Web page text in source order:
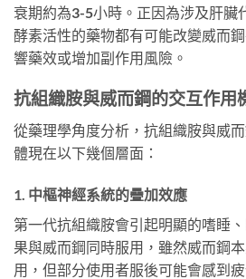
衰期約為3-5小時。正因為涉及肝臟
酵素活性的藥物都有可能改變威而
響藥效或增加副作用風險。
抗組織胺與威而鋼的交互作用
從藥理學角度分析，抗組織胺與威
體現在以下幾個層面：
1. 中樞神經系統的疊加效應
第一代抗組織胺會引起明顯的嗜睡
果與威而鋼同時服用，雖然威而鋼
用，但部分使用者服後可能會感到